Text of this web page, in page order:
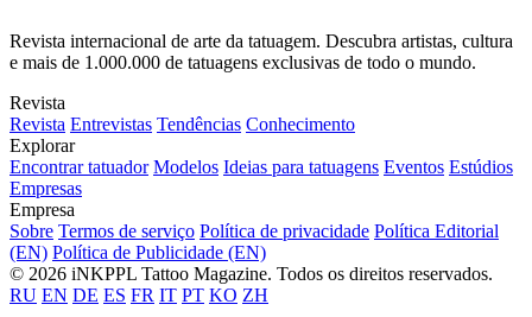
Revista internacional de arte da tatuagem. Descubra artistas, cultura
e mais de 1.000.000 de tatuagens exclusivas de todo o mundo.
Revista
Revista Entrevistas Tendências Conhecimento
Explorar
Encontrar tatuador Modelos Ideias para tatuagens Eventos Estúdios
Empresas
Empresa
Sobre Termos de serviço Política de privacidade Política Editorial
(EN) Política de Publicidade (EN)
© 2026 iNKPPL Tattoo Magazine. Todos os direitos reservados.
RU EN DE ES FR IT PT KO ZH